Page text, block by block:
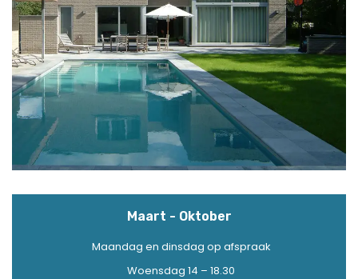
Maart - Oktober
Maandag en dinsdag op afspraak
Woensdag 14 – 18.30